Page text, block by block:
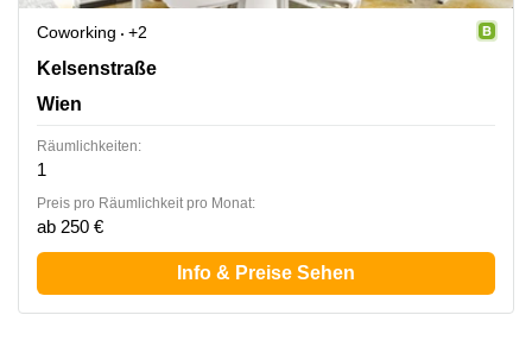
Coworking
+2
Kelsenstraße 5, Wien
Kelsenstraße
Wien
Räumlichkeiten:
1
Preis pro Räumlichkeit pro Monat:
ab 250 €
Info & Preise Sehen